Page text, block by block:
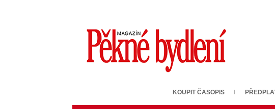
KOUPIT ČASOPIS